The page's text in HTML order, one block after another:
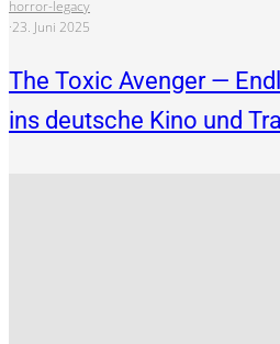
horror-legacy
·23. Juni 2025
The Toxic Avenger —
ins deutsche Kino und